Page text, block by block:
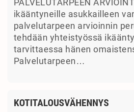
PALVELUTARPEEN
ikääntyneille asukkailleen
palvelutarpeen arvioinnin
tehdään yhteistyössä
tarvittaessa hänen
Palvelutarpeen…
KOTITALOUSVÄHENNYS